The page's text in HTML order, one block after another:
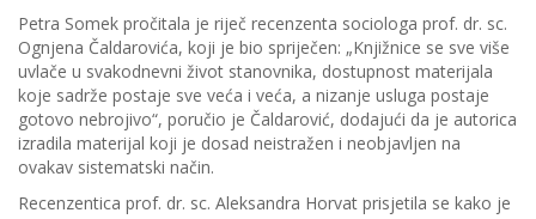
Petra Somek pročitala je riječ recenzenta sociologa prof. dr. sc.
Ognjena Čaldarovića, koji je bio spriječen: „Knjižnice se sve više
uvlače u svakodnevni život stanovnika, dostupnost materijala
koje sadrže postaje sve veća i veća, a nizanje usluga postaje
gotovo nebrojivo“, poručio je Čaldarović, dodajući da je autorica
izradila materijal koji je dosad neistražen i neobjavljen na
ovakav sistematski način.
Recenzentica prof. dr. sc. Aleksandra Horvat prisjetila se kako je